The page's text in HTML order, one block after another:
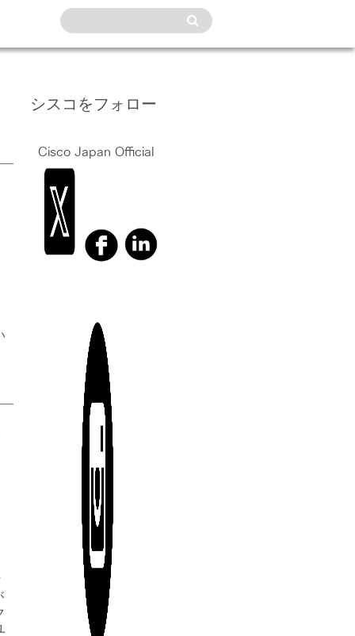
シスコをフォロー
Cisco Japan Official